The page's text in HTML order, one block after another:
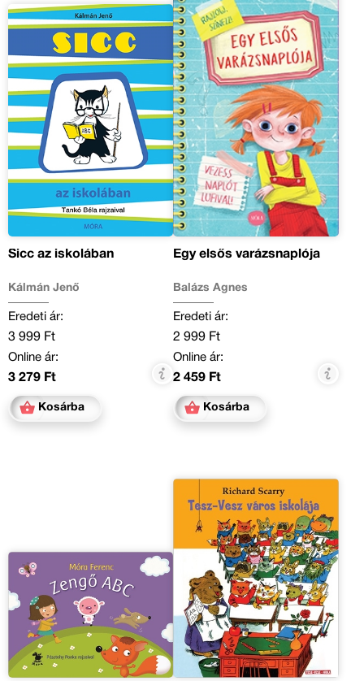
Sicc az iskolában
Kálmán Jenő
Eredeti ár:
3 999 Ft
Online ár:
3 279 Ft
Kosárba
Egy elsős varázsnaplója
Balázs Ágnes
Eredeti ár:
2 999 Ft
Online ár:
2 459 Ft
Kosárba